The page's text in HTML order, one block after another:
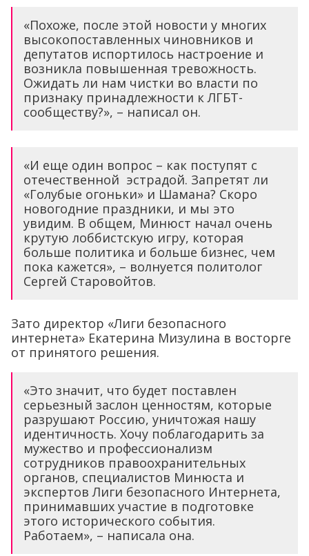
«Похоже, после этой новости у многих
высокопоставленных чиновников и
депутатов испортилось настроение и
возникла повышенная тревожность.
Ожидать ли нам чистки во власти по
признаку принадлежности к ЛГБТ-
сообществу?», – написал он.
«И еще один вопрос – как поступят с
отечественной эстрадой. Запретят ли
«Голубые огоньки» и Шамана? Скоро
новогодние праздники, и мы это
увидим. В общем, Минюст начал очень
крутую лоббистскую игру, которая
больше политика и больше бизнес, чем
пока кажется», – волнуется политолог
Сергей Старовойтов.
Зато директор «Лиги безопасного
интернета» Екатерина Мизулина в восторге
от принятого решения.
«Это значит, что будет поставлен
серьезный заслон ценностям, которые
разрушают Россию, уничтожая нашу
идентичность. Хочу поблагодарить за
мужество и профессионализм
сотрудников правоохранительных
органов, специалистов Минюста и
экспертов Лиги безопасного Интернета,
принимавших участие в подготовке
этого исторического события.
Работаем», – написала она.